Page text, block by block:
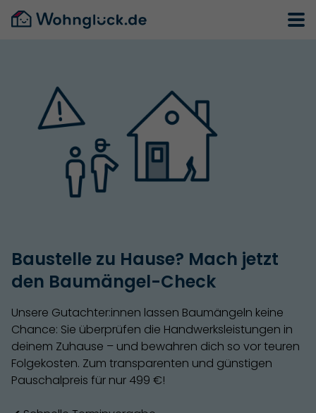
Baustelle zu Hause? Mach jetzt
den Baumängel-Check
Unsere Gutachter:innen lassen Baumängeln keine
Chance: Sie überprüfen die Handwerksleistungen in
deinem Zuhause – und bewahren dich so vor teuren
Folgekosten. Zum transparenten und günstigen
Pauschalpreis für nur 499 €!